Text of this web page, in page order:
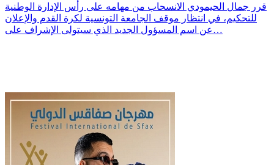
قرر جمال الحيمودي الانسحاب من مهامه على رأس الإدارة الوطنية
للتحكيم، في انتظار موقف الجامعة التونسية لكرة القدم والإعلان
عن اسم المسؤول الجديد الذي سيتولى الإشراف على…